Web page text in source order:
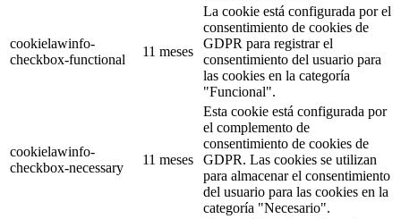
cookielawinfo-
checkbox-functional
11 meses
La cookie está configurada por el
consentimiento de cookies de
GDPR para registrar el
consentimiento del usuario para
las cookies en la categoría
"Funcional".
cookielawinfo-
checkbox-necessary
11 meses
Esta cookie está configurada por
el complemento de
consentimiento de cookies de
GDPR. Las cookies se utilizan
para almacenar el consentimiento
del usuario para las cookies en la
categoría "Necesario".